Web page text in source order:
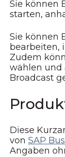
Sie können
starten,
Sie können
bearbeiten,
Zudem
wählen und
Broadcast
Diese
von SAP
Angaben